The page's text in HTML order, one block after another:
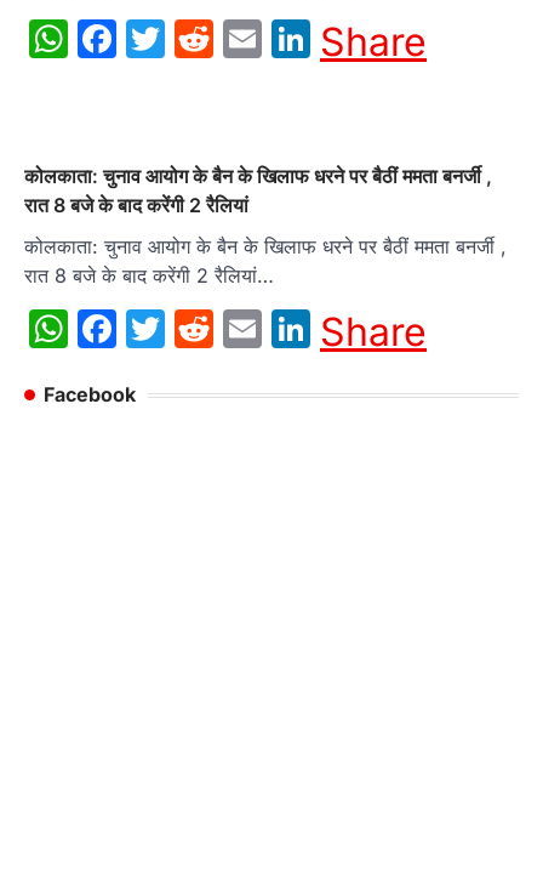
WhatsApp
Facebook
Twitter
Reddit
EmailLinkedIn
Share
कोलकाता: चुनाव आयोग के बैन के खिलाफ धरने पर बैठीं ममता बनर्जी ,
रात 8 बजे के बाद करेंगी 2 रैलियां
कोलकाता: चुनाव आयोग के बैन के खिलाफ धरने पर बैठीं ममता बनर्जी ,
रात 8 बजे के बाद करेंगी 2 रैलियां…
WhatsApp
Facebook
Twitter
Reddit
EmailLinkedIn
Share
Facebook